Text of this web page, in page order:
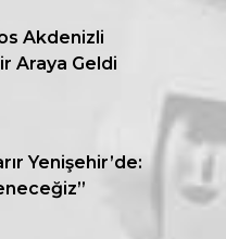
Akdenizli
Araya Geldi
Yenişehir’de: